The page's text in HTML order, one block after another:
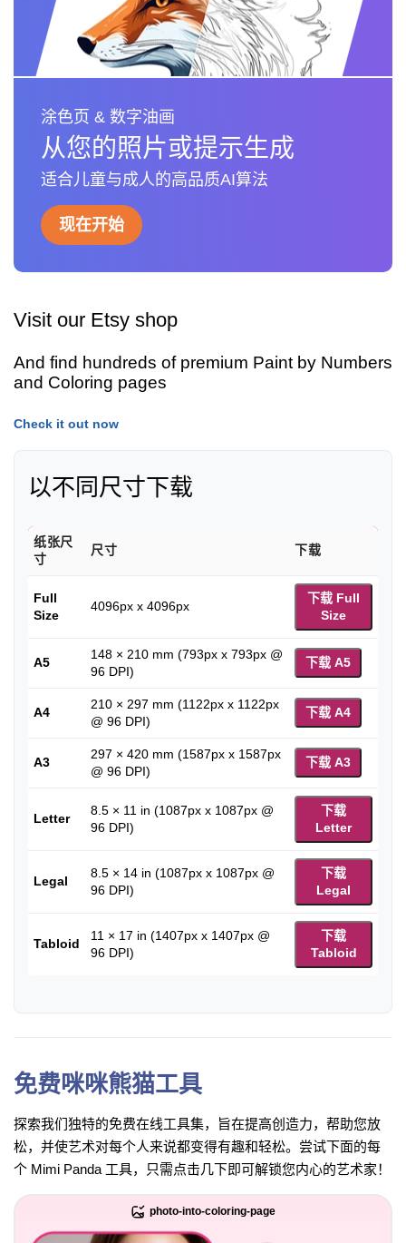
涂色页 & 数字油画
从您的照片或提示生成
适合儿童与成人的高品质AI算法
现在开始
Visit our Etsy shop
And find hundreds of premium Paint by Numbers
and Coloring pages
Check it out now
以不同尺寸下载
纸张尺
寸
尺寸 下载
Full
Size
4096px x 4096px
下载 Full
Size
A5
148 × 210 mm (793px x 793px @
96 DPI)
下载 A5
A4
210 × 297 mm (1122px x 1122px
@ 96 DPI)
下载 A4
A3
297 × 420 mm (1587px x 1587px
@ 96 DPI)
下载 A3
Letter
8.5 × 11 in (1087px x 1087px @
96 DPI)
下载
Letter
Legal
8.5 × 14 in (1087px x 1087px @
96 DPI)
下载
Legal
Tabloid
11 × 17 in (1407px x 1407px @
96 DPI)
下载
Tabloid
免费咪咪熊猫工具
探索我们独特的免费在线工具集，旨在提高创造力，帮助您放
松，并使艺术对每个人来说都变得有趣和轻松。尝试下面的每
个 Mimi Panda 工具，只需点击几下即可解锁您内心的艺术家！
photo-into-coloring-page